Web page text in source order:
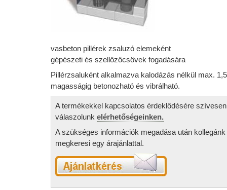
vasbeton pillérek zsaluzó elemeként
gépészeti és szellőzőcsövek fogadására
Pillérzsaluként alkalmazva kalodázás nélkül max.
magasságig betonozható és vibrálható.
A termékekkel kapcsolatos érdeklődésére szívesen
válaszolunk elérhetőségeinken.
A szükséges információk megadása után kollegánk
megkeresi egy árajánlattal.